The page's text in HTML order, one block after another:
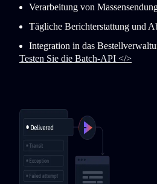
Verarbeitung von
Tägliche Berichterstattung und
Integration in das
Testen Sie die Batch-API </>